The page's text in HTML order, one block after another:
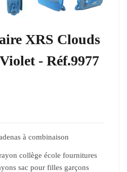
XRS Clouds
- Réf.9977
à combinaison
collège école fournitures
sac pour filles garçons